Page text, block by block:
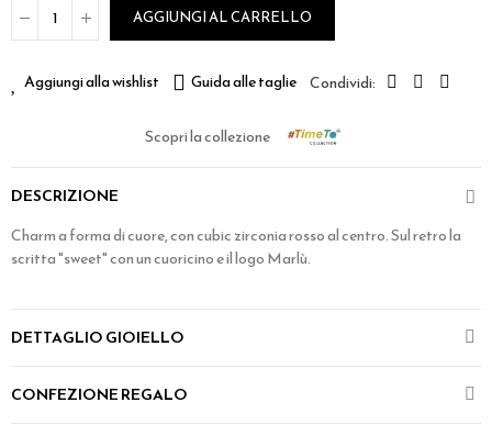
AGGIUNGI AL CARRELLO
Aggiungi alla wishlist Guida alle taglie
Scopri la collezione
DESCRIZIONE
Charm a forma di cuore, con cubic zirconia rosso al centro. Sul retro la
scritta "sweet" con un cuoricino e il logo Marlù.
DETTAGLIO GIOIELLO
CONFEZIONE REGALO